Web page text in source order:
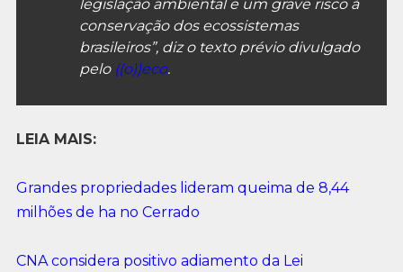
legislação ambiental e um grave risco à
conservação dos ecossistemas
brasileiros”, diz o texto prévio divulgado
pelo ((o))eco.
LEIA MAIS:
Grandes propriedades lideram queima de 8,44
milhões de ha no Cerrado
CNA considera positivo adiamento da Lei